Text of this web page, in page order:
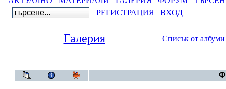
РЕГИСТРАЦИЯ
ВХОД
Галерия Списък от албуми